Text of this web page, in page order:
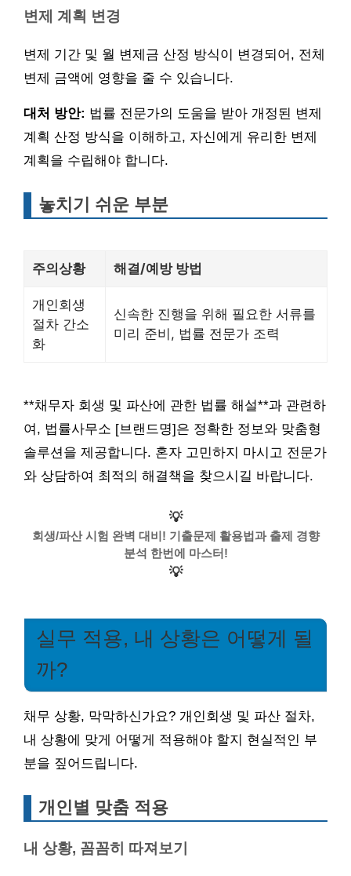
변제 계획 변경
변제 기간 및 월 변제금 산정 방식이 변경되어, 전체
변제 금액에 영향을 줄 수 있습니다.
대처 방안: 법률 전문가의 도움을 받아 개정된 변제
계획 산정 방식을 이해하고, 자신에게 유리한 변제
계획을 수립해야 합니다.
놓치기 쉬운 부분
주의상황 해결/예방 방법
개인회생
절차 간소
화
신속한 진행을 위해 필요한 서류를
미리 준비, 법률 전문가 조력
**채무자 회생 및 파산에 관한 법률 해설**과 관련하
여, 법률사무소 [브랜드명]은 정확한 정보와 맞춤형
솔루션을 제공합니다. 혼자 고민하지 마시고 전문가
와 상담하여 최적의 해결책을 찾으시길 바랍니다.
💡
회생/파산 시험 완벽 대비! 기출문제 활용법과 출제 경향
분석 한번에 마스터!
💡
실무 적용, 내 상황은 어떻게 될
까?
채무 상황, 막막하신가요? 개인회생 및 파산 절차,
내 상황에 맞게 어떻게 적용해야 할지 현실적인 부
분을 짚어드립니다.
개인별 맞춤 적용
내 상황, 꼼꼼히 따져보기